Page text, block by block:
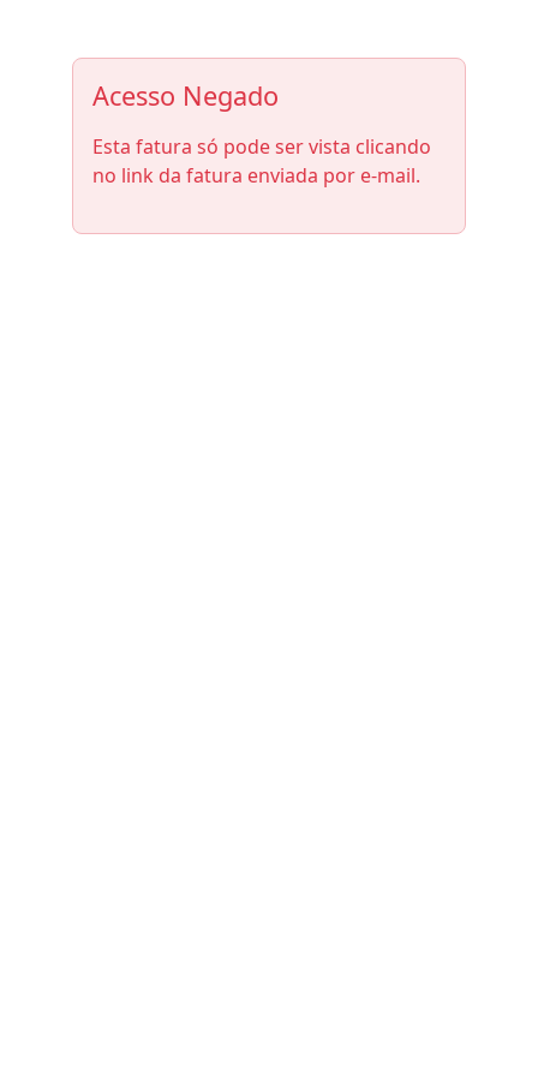
Acesso Negado
Esta fatura só pode ser vista clicando
no link da fatura enviada por e-mail.